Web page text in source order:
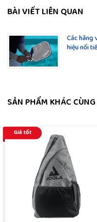
BÀI VIẾT LIÊN QUAN
Các hãng
hiệu nổi
SẢN PHẨM KHÁC
Giá tốt